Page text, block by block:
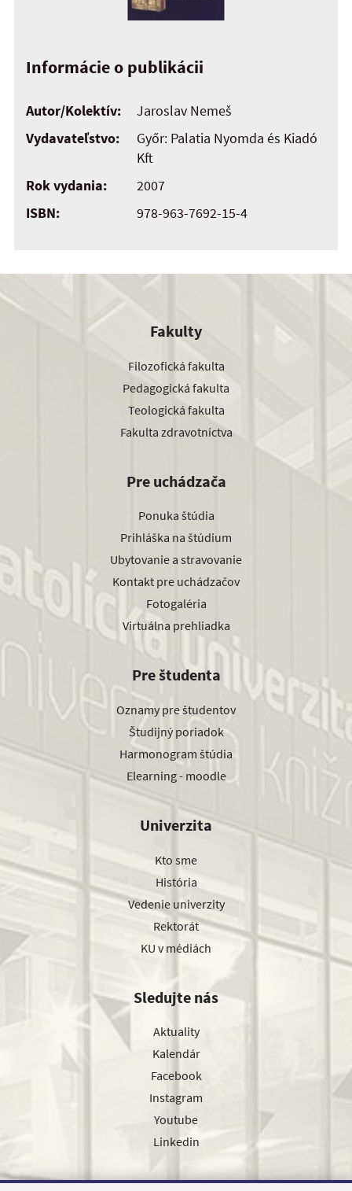
Informácie o publikácii
Autor/Kolektív:
Jaroslav Nemeš
Vydavateľstvo:
Győr: Palatia Nyomda és Kiadó
Kft
Rok vydania:
2007
ISBN:
978-963-7692-15-4
Fakulty
Filozofická fakulta
Pedagogická fakulta
Teologická fakulta
Fakulta zdravotníctva
Pre uchádzača
Ponuka štúdia
Prihláška na štúdium
Ubytovanie a stravovanie
Kontakt pre uchádzačov
Fotogaléria
Virtuálna prehliadka
Pre študenta
Oznamy pre študentov
Študijný poriadok
Harmonogram štúdia
Elearning - moodle
Univerzita
Kto sme
História
Vedenie univerzity
Rektorát
KU v médiách
Sledujte nás
Aktuality
Kalendár
Facebook
Instagram
Youtube
Linkedin